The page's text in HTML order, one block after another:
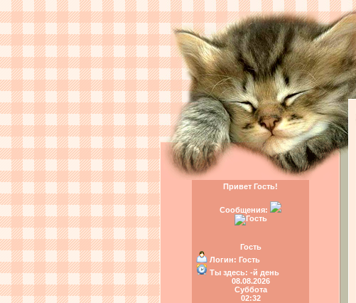
Привет Гость!
Сообщения:
Гость
Логин: Гость
Ты здесь: -й день
08.08.2026
Суббота
02:32